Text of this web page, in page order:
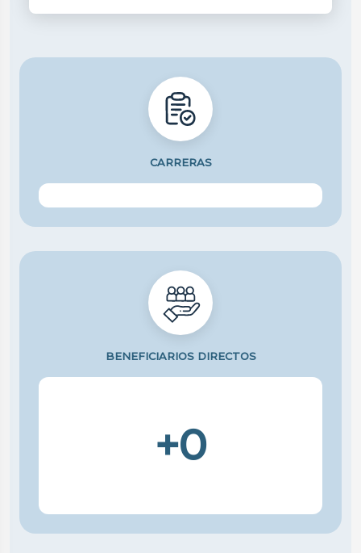
CARRERAS
BENEFICIARIOS DIRECTOS
+0